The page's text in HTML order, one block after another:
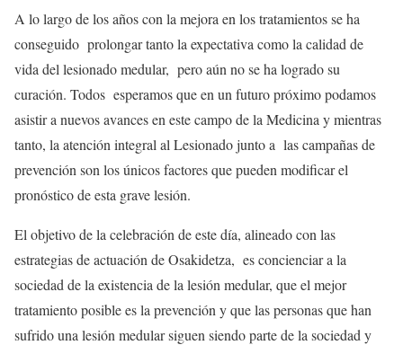
A lo largo de los años con la mejora en los tratamientos se ha
conseguido prolongar tanto la expectativa como la calidad de
vida del lesionado medular, pero aún no se ha logrado su
curación. Todos esperamos que en un futuro próximo podamos
asistir a nuevos avances en este campo de la Medicina y mientras
tanto, la atención integral al Lesionado junto a las campañas de
prevención son los únicos factores que pueden modificar el
pronóstico de esta grave lesión.
El objetivo de la celebración de este día, alineado con las
estrategias de actuación de Osakidetza, es concienciar a la
sociedad de la existencia de la lesión medular, que el mejor
tratamiento posible es la prevención y que las personas que han
sufrido una lesión medular siguen siendo parte de la sociedad y